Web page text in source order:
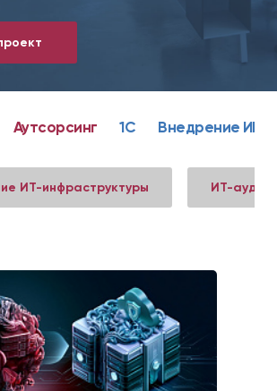
Аутсорсинг 1С Внедрение ИИ
ИТ-инфраструктуры ИТ-аудит